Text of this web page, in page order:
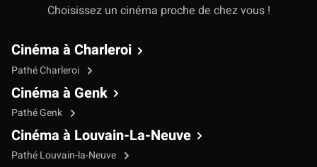
Choisissez un cinéma proche de chez vous !
Cinéma à Charleroi
Pathé Charleroi
Cinéma à Genk
Pathé Genk
Cinéma à Louvain-La-Neuve
Pathé Louvain-la-Neuve